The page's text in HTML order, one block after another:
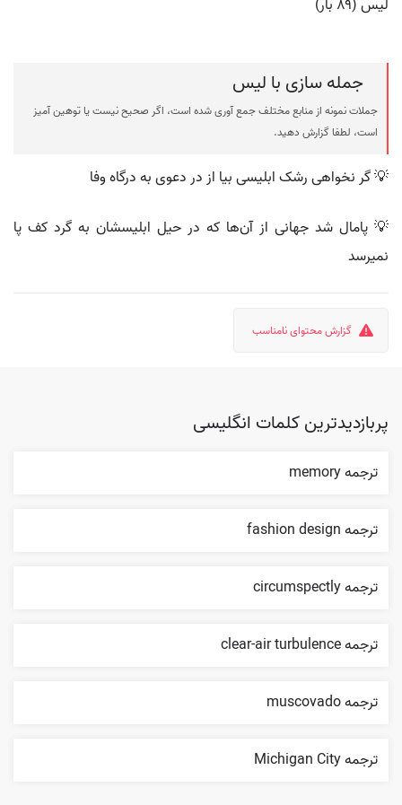
لیس (۸۹ بار)
جمله سازی با لیس
جملات نمونه از منابع مختلف جمع آوری شده است، اگر صحیح نیست یا توهین آمیز
است، لطفا گزارش دهید.
💡 گر نخواهی رشک ابلیسی بیا از در دعوی به درگاه وفا
💡 پامال شد جهانی از آن‌ها که در حیل ابلیسشان به گرد کف پا
نمیرسد
گزارش محتوای نامناسب
پربازدیدترین کلمات انگلیسی
ترجمه memory
ترجمه fashion design
ترجمه circumspectly
ترجمه clear-air turbulence
ترجمه muscovado
ترجمه Michigan City